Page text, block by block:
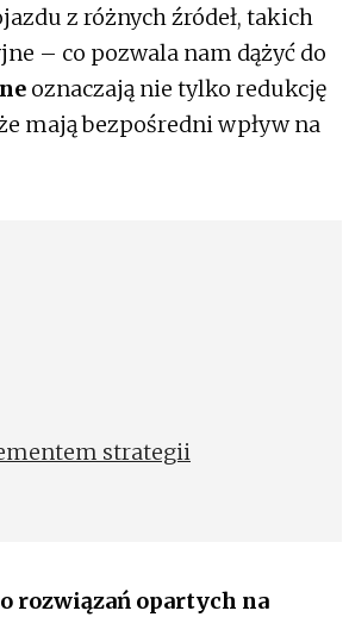
z różnych źródeł, takich
– co pozwala nam dążyć do
oznaczają nie tylko redukcję
mają bezpośredni wpływ na
strategii
rozwiązań opartych na